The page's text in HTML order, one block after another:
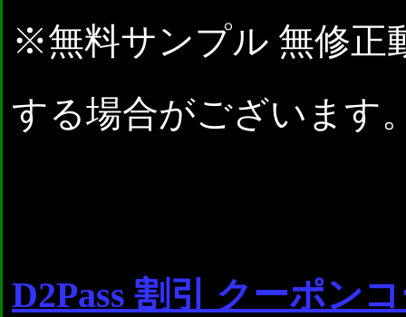
※無料サンプル 無修正
する場合がございます
D2Pass 割引 クーポン